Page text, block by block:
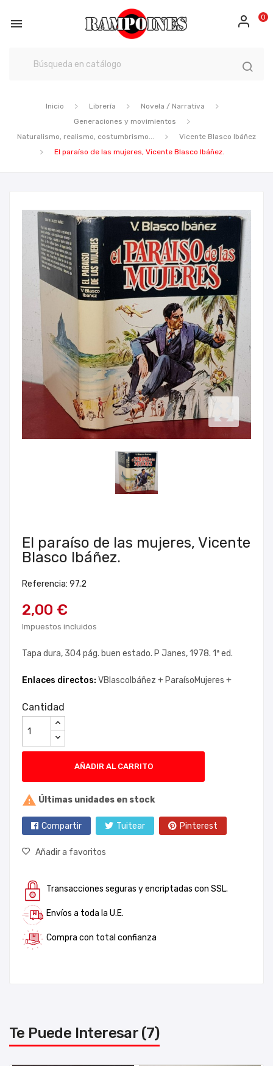
 0
Inicio Librería
Novela / Narrativa
Generaciones y movimientos
Naturalismo, realismo, costumbrismo...
Vicente Blasco Ibáñez
El paraíso de las mujeres, Vicente Blasco Ibáñez.
El paraíso de las mujeres, Vicente
Blasco Ibáñez.
Referencia: 97.2
2,00 €
Impuestos incluidos
Tapa dura, 304 pág. buen estado. P Janes, 1978. 1ª ed.
Enlaces directos: VBlascoIbáñez + ParaísoMujeres +
Cantidad
AÑADIR AL CARRITO
 Últimas unidades en stock
Compartir Tuitear Pinterest
Añadir a favoritos
Transacciones seguras y encriptadas con SSL.
Envíos a toda la U.E.
Compra con total confianza
Te Puede Interesar (7)